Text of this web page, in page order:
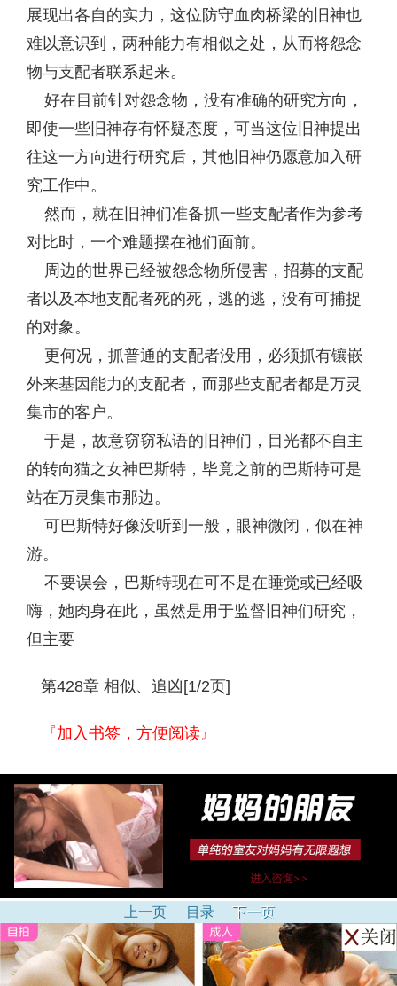
展现出各自的实力，这位防守血肉桥梁的旧神也
难以意识到，两种能力有相似之处，从而将怨念
物与支配者联系起来。
好在目前针对怨念物，没有准确的研究方向，
即使一些旧神存有怀疑态度，可当这位旧神提出
往这一方向进行研究后，其他旧神仍愿意加入研
究工作中。
然而，就在旧神们准备抓一些支配者作为参考
对比时，一个难题摆在祂们面前。
周边的世界已经被怨念物所侵害，招募的支配
者以及本地支配者死的死，逃的逃，没有可捕捉
的对象。
更何况，抓普通的支配者没用，必须抓有镶嵌
外来基因能力的支配者，而那些支配者都是万灵
集市的客户。
于是，故意窃窃私语的旧神们，目光都不自主
的转向猫之女神巴斯特，毕竟之前的巴斯特可是
站在万灵集市那边。
可巴斯特好像没听到一般，眼神微闭，似在神
游。
不要误会，巴斯特现在可不是在睡觉或已经吸
嗨，她肉身在此，虽然是用于监督旧神们研究，
但主要
第428章 相似、追凶[1/2页]
『加入书签，方便阅读』
上一页 目录 下一页